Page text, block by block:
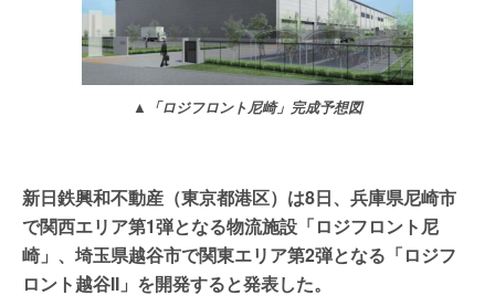
▲「ロジフロント尼崎」完成予想図
新日鉄興和不動産（東京都港区）は8日、兵庫県尼崎市
で関西エリア第1弾となる物流施設「ロジフロント尼
崎」、埼玉県越谷市で関東エリア第2弾となる「ロジフ
ロント越谷II」を開発すると発表した。